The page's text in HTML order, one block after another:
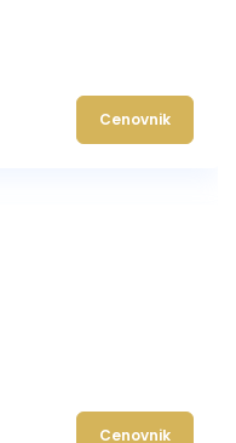
Cenovnik
Cenovnik